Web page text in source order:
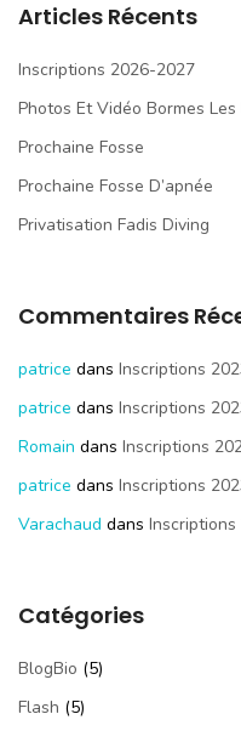
Articles Récents
Inscriptions 2026-2027
Photos Et Vidéo Bormes
Prochaine Fosse
Prochaine Fosse D’apnée
Privatisation Fadis Diving
Commentaires
patrice dans Inscriptions
patrice dans Inscriptions
Romain dans Inscriptions
patrice dans Inscriptions
Varachaud dans
Catégories
BlogBio (5)
Flash (5)